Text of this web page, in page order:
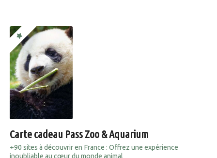
Carte cadeau Pass Zoo & Aquarium
+90 sites à découvrir en France : Offrez une expérience
inoubliable au cœur du monde animal